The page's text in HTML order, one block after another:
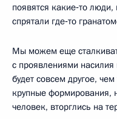
появятся какие‑то люди,
спрятали где‑то
Мы можем еще
с проявлениями
будет совсем другое,
крупные формирования,
человек, вторглись на